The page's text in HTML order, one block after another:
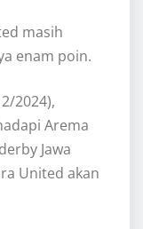
masih
enam poin.
2024),
Arema
Jawa
United akan